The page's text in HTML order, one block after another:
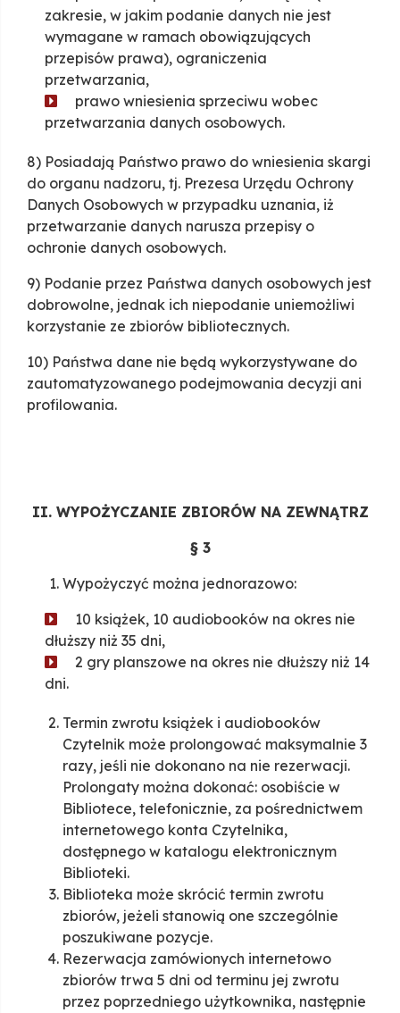
zakresie, w jakim podanie danych nie jest
wymagane w ramach obowiązujących
przepisów prawa), ograniczenia
przetwarzania,
prawo wniesienia sprzeciwu wobec
przetwarzania danych osobowych.
8) Posiadają Państwo prawo do wniesienia skargi
do organu nadzoru, tj. Prezesa Urzędu Ochrony
Danych Osobowych w przypadku uznania, iż
przetwarzanie danych narusza przepisy o
ochronie danych osobowych.
9) Podanie przez Państwa danych osobowych jest
dobrowolne, jednak ich niepodanie uniemożliwi
korzystanie ze zbiorów bibliotecznych.
10) Państwa dane nie będą wykorzystywane do
zautomatyzowanego podejmowania decyzji ani
profilowania.
II. WYPOŻYCZANIE ZBIORÓW NA ZEWNĄTRZ
§ 3
Wypożyczyć można jednorazowo:
10 książek, 10 audiobooków na okres nie
dłuższy niż 35 dni,
2 gry planszowe na okres nie dłuższy niż 14
dni.
Termin zwrotu książek i audiobooków
Czytelnik może prolongować maksymalnie 3
razy, jeśli nie dokonano na nie rezerwacji.
Prolongaty można dokonać: osobiście w
Bibliotece, telefonicznie, za pośrednictwem
internetowego konta Czytelnika,
dostępnego w katalogu elektronicznym
Biblioteki.
Biblioteka może skrócić termin zwrotu
zbiorów, jeżeli stanowią one szczególnie
poszukiwane pozycje.
Rezerwacja zamówionych internetowo
zbiorów trwa 5 dni od terminu jej zwrotu
przez poprzedniego użytkownika, następnie